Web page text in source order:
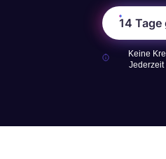
14 Tage
Keine